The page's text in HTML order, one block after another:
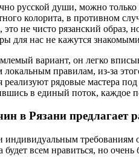
русской души, можно
колорита, в противном
не чисто рязанский образ,
для нас не кажутся
вариант, он легко
правилам, из-за
рядовые мастера
в единый поток, каждое
в Рязани предлагает
требованиям
будет всем нравиться, но